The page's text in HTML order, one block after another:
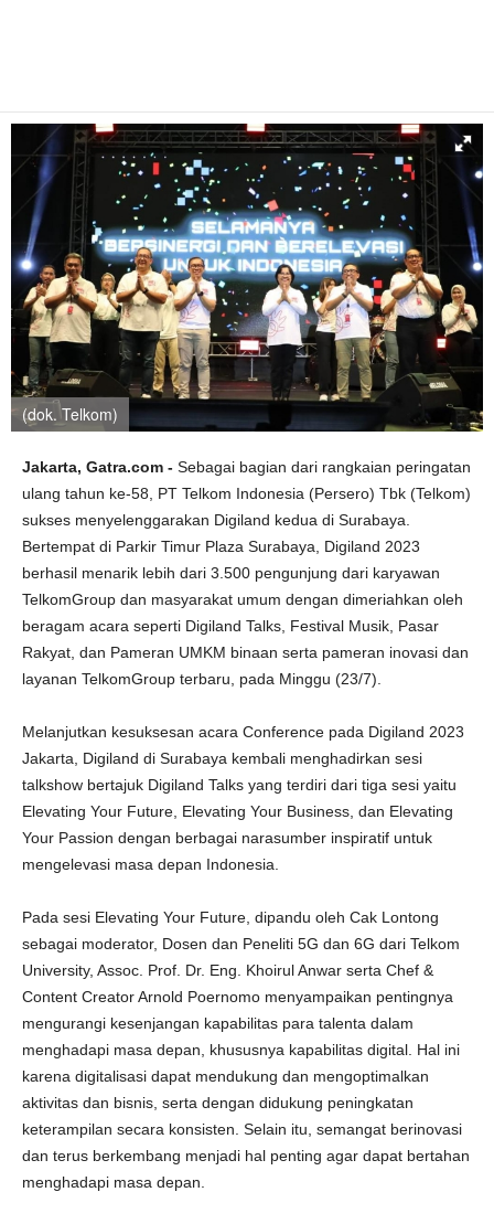
(dok. Telkom)
Jakarta, Gatra.com - Sebagai bagian dari rangkaian peringatan
ulang tahun ke-58, PT Telkom Indonesia (Persero) Tbk (Telkom)
sukses menyelenggarakan Digiland kedua di Surabaya.
Bertempat di Parkir Timur Plaza Surabaya, Digiland 2023
berhasil menarik lebih dari 3.500 pengunjung dari karyawan
TelkomGroup dan masyarakat umum dengan dimeriahkan oleh
beragam acara seperti Digiland Talks, Festival Musik, Pasar
Rakyat, dan Pameran UMKM binaan serta pameran inovasi dan
layanan TelkomGroup terbaru, pada Minggu (23/7).
Melanjutkan kesuksesan acara Conference pada Digiland 2023
Jakarta, Digiland di Surabaya kembali menghadirkan sesi
talkshow bertajuk Digiland Talks yang terdiri dari tiga sesi yaitu
Elevating Your Future, Elevating Your Business, dan Elevating
Your Passion dengan berbagai narasumber inspiratif untuk
mengelevasi masa depan Indonesia.
Pada sesi Elevating Your Future, dipandu oleh Cak Lontong
sebagai moderator, Dosen dan Peneliti 5G dan 6G dari Telkom
University, Assoc. Prof. Dr. Eng. Khoirul Anwar serta Chef &
Content Creator Arnold Poernomo menyampaikan pentingnya
mengurangi kesenjangan kapabilitas para talenta dalam
menghadapi masa depan, khususnya kapabilitas digital. Hal ini
karena digitalisasi dapat mendukung dan mengoptimalkan
aktivitas dan bisnis, serta dengan didukung peningkatan
keterampilan secara konsisten. Selain itu, semangat berinovasi
dan terus berkembang menjadi hal penting agar dapat bertahan
menghadapi masa depan.